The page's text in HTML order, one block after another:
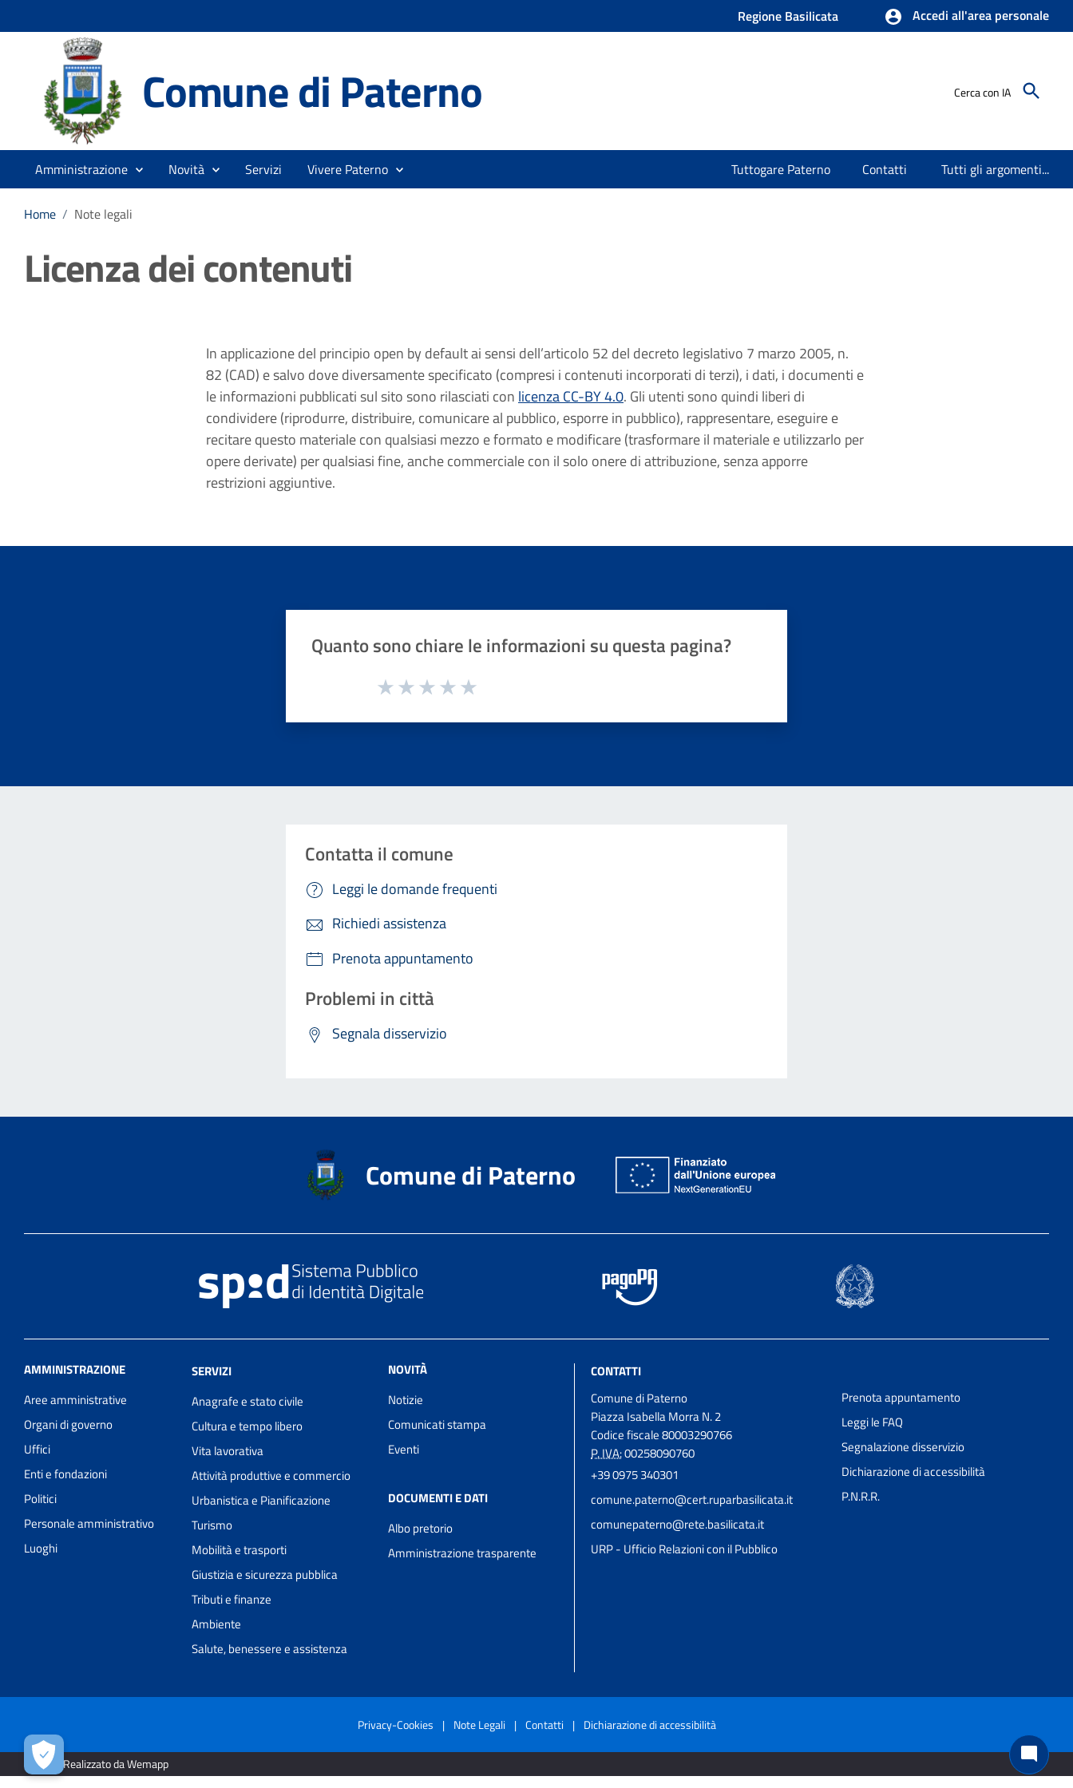
Regione Basilicata Accedi all'area personale
Comune di Paterno Cerca con IA
Amministrazione Novità Servizi Vivere Paterno Tuttogare Paterno Contatti Tutti gli argomenti...
Home / Note legali
Licenza dei contenuti
In applicazione del principio open by default ai sensi dell’articolo 52 del decreto legislativo 7 marzo 2005, n.
82 (CAD) e salvo dove diversamente specificato (compresi i contenuti incorporati di terzi), i dati, i documenti e
le informazioni pubblicati sul sito sono rilasciati con licenza CC-BY 4.0. Gli utenti sono quindi liberi di
condividere (riprodurre, distribuire, comunicare al pubblico, esporre in pubblico), rappresentare, eseguire e
recitare questo materiale con qualsiasi mezzo e formato e modificare (trasformare il materiale e utilizzarlo per
opere derivate) per qualsiasi fine, anche commerciale con il solo onere di attribuzione, senza apporre
restrizioni aggiuntive.
Quanto sono chiare le informazioni su questa pagina?
Valuta da 1 a 5 stelle la pagina
Contatta il comune
Leggi le domande frequenti
Richiedi assistenza
Prenota appuntamento
Problemi in città
Segnala disservizio
mode_comment
Comune di Paterno
AMMINISTRAZIONE
Aree amministrative
Organi di governo
Uffici
Enti e fondazioni
Politici
Personale amministrativo
Luoghi
SERVIZI
Anagrafe e stato civile
Cultura e tempo libero
Vita lavorativa
Attività produttive e commercio
Urbanistica e Pianificazione
Turismo
Mobilità e trasporti
Giustizia e sicurezza pubblica
Tributi e finanze
Ambiente
Salute, benessere e assistenza
NOVITÀ
Notizie
Comunicati stampa
Eventi
DOCUMENTI E DATI
Albo pretorio
Amministrazione trasparente
CONTATTI
Comune di Paterno
Piazza Isabella Morra N. 2
Codice fiscale 80003290766
P. IVA:00258090760
+39 0975 340301
comune.paterno@cert.ruparbasilicata.it
comunepaterno@rete.basilicata.it
URP - Ufficio Relazioni con il Pubblico
Prenota appuntamento
Leggi le FAQ
Segnalazione disservizio
Dichiarazione di accessibilità
P.N.R.R.
Privacy-Cookies | Note Legali | Contatti | Dichiarazione di accessibilità
2026 | Realizzato da Wemapp